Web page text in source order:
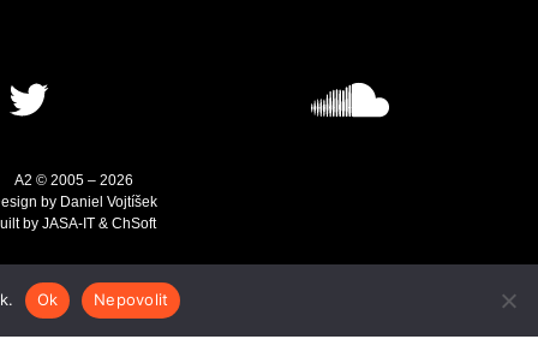
A2 © 2005 – 2026
by Daniel Vojtíšek
by JASA-IT & ChSoft
Ok Nepovolit